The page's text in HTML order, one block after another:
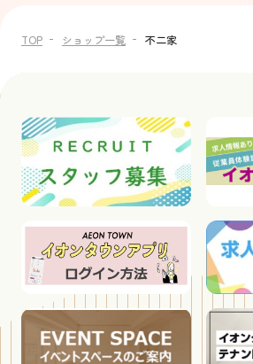
TOP ショップ一覧 不二家